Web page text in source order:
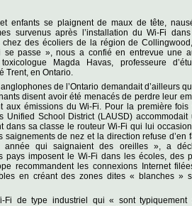
enfants se plaignent de maux de tête,
survenus après l’installation du Wi-Fi
des écoliers de la région de
passe », nous a confié en entrevue une
Magda Havas, professeure
Trent, en Ontario.
de l’Ontario demandait d’ailleurs
disent avoir été menacés de perdre leur
aux émissions du Wi-Fi. Pour la première fois
School District (LAUSD) accommodait
dans sa classe le routeur Wi-Fi qui lui
de nez et la direction refuse d’en
qui saignaient des oreilles », a
pays imposent le Wi-Fi dans les écoles, des
recommandent les connexions Internet
en créant des zones dites « blanches »
Fi de type industriel qui « sont typiquement